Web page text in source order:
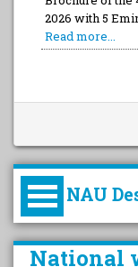
2026 with 5
Read more...
NAU
કુલપતિની
National